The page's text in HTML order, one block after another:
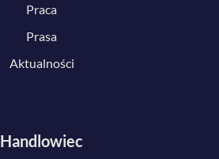
Praca
Prasa
Aktualności
Handlowiec